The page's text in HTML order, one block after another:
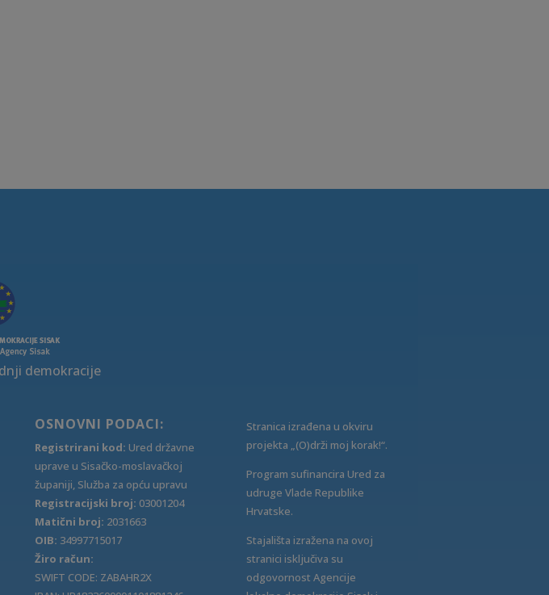
demokracije
OSNOVNI PODACI:
Registrirani kod: Ured državne
uprave u Sisačko-moslavačkoj
županiji, Služba za opću upravu
Registracijski broj: 03001204
Matični broj: 2031663
OIB: 34997715017
Žiro račun:
SWIFT CODE: ZABAHR2X
Stranica izrađena u okviru
projekta „(O)drži moj korak!“.
Program sufinancira Ured za
udruge Vlade Republike
Hrvatske.
Stajališta izražena na ovoj
stranici isključiva su
odgovornost Agencije